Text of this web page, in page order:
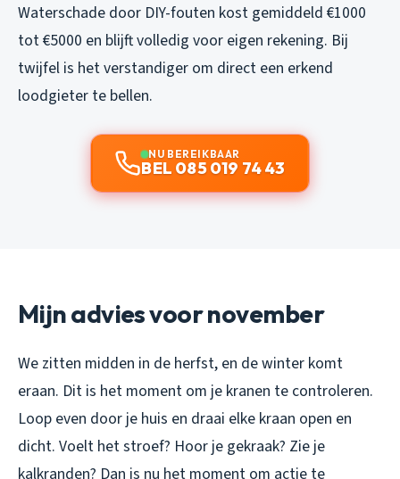
Waterschade door DIY-fouten kost gemiddeld €1000
tot €5000 en blijft volledig voor eigen rekening. Bij
twijfel is het verstandiger om direct een erkend
loodgieter te bellen.
NU BEREIKBAAR
BEL 085 019 74 43
Mijn advies voor november
We zitten midden in de herfst, en de winter komt
eraan. Dit is het moment om je kranen te controleren.
Loop even door je huis en draai elke kraan open en
dicht. Voelt het stroef? Hoor je gekraak? Zie je
kalkranden? Dan is nu het moment om actie te